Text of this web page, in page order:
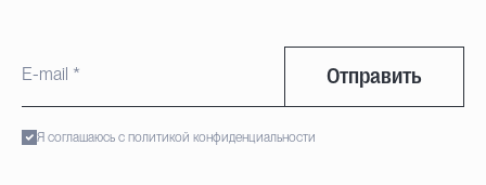
Отправить
Я соглашаюсь с политикой конфиденциальности